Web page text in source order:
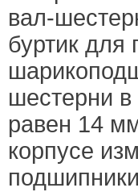
вал-
буртик для
шестерни
равен 14
корпусе